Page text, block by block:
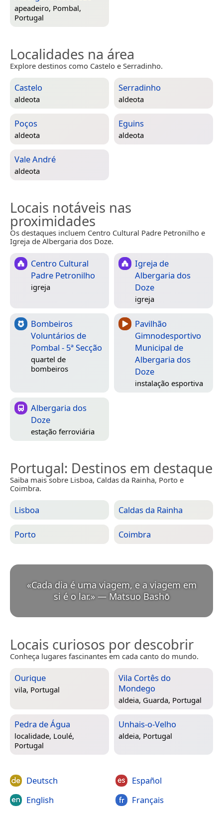
apeadeiro, Pombal,
Portugal
Localidades na área
Explore destinos como Castelo e Serradinho.
Castelo
aldeota
Serradinho
aldeota
Poços
aldeota
Eguins
aldeota
Vale André
aldeota
Locais notáveis nas
proximidades
Os destaques incluem Centro Cultural Padre Petronilho e
Igreja de Albergaria dos Doze.
Centro Cultural
Padre Petronilho
igreja
Igreja de
Albergaria dos
Doze
igreja
Bombeiros
Voluntários de
Pombal - 5ª Secção
quartel de
bombeiros
Pavilhão
Gimnodesportivo
Municipal de
Albergaria dos
Doze
instalação esportiva
Albergaria dos
Doze
estação ferroviária
Portugal: Destinos em destaque
Saiba mais sobre Lisboa, Caldas da Rainha, Porto e
Coimbra.
Lisboa Caldas da Rainha
Porto Coimbra
«Cada dia é uma viagem, e a viagem em
si é o lar.» — Matsuo Bashō
Locais curiosos por descobrir
Conheça lugares fascinantes em cada canto do mundo.
Ourique
vila, Portugal
Vila Cortês do
Mondego
aldeia, Guarda, Portugal
Pedra de Água
localidade, Loulé,
Portugal
Unhais-o-Velho
aldeia, Portugal
Deutsch
English
Español
Français